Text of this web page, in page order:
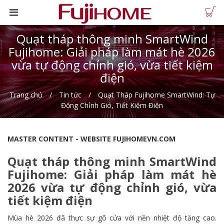
Quạt tháp thông minh SmartWind
Fujihome: Giải pháp làm mát hè 2026
vừa tự động chỉnh gió, vừa tiết kiệm
điện
Trang chủ Tin tức
Quạt Tháp Fujihome SmartWind: Tự
Động Chỉnh Gió, Tiết Kiệm Điện
MASTER CONTENT - WEBSITE FUJIHOMEVN.COM
Quạt tháp thông minh SmartWind
Fujihome: Giải pháp làm mát hè
2026 vừa tự động chỉnh gió, vừa
tiết kiệm điện
Mùa hè 2026 đã thực sự gõ cửa với nền nhiệt độ tăng cao.